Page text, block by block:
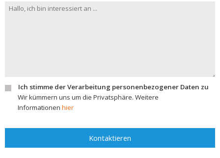
Ich stimme der Verarbeitung personenbezogener Daten zu
Wir kümmern uns um die Privatsphäre. Weitere
Informationen hier
Kontaktieren